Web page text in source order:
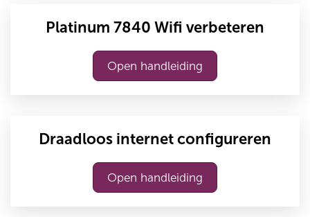
Platinum 7840 Wifi verbeteren
Open handleiding
Draadloos internet configureren
Open handleiding